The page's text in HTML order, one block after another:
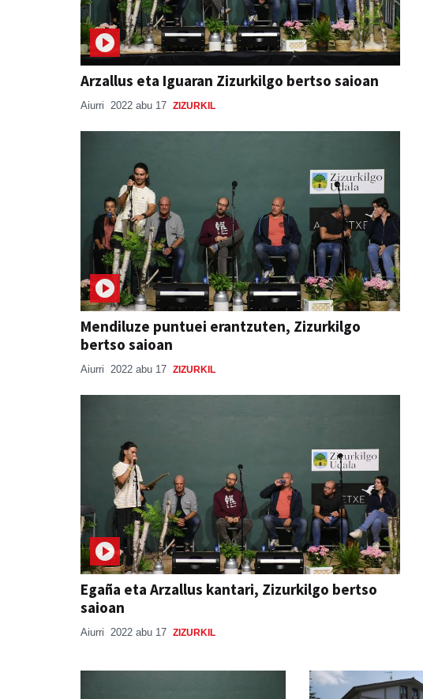
Arzallus eta Iguaran Zizurkilgo bertso saioan
Aiurri 2022 abu 17 ZIZURKIL
Mendiluze puntuei erantzuten, Zizurkilgo
bertso saioan
Aiurri 2022 abu 17 ZIZURKIL
Egaña eta Arzallus kantari, Zizurkilgo bertso
saioan
Aiurri 2022 abu 17 ZIZURKIL